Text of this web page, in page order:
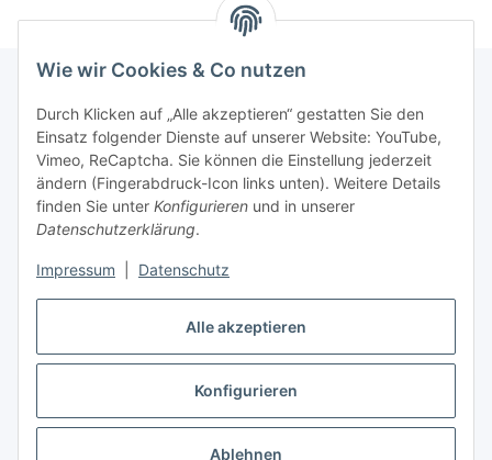
Alle akzeptieren
Konfigurieren
Ablehnen
Wie wir Cookies & Co nutzen
Durch Klicken auf „Alle akzeptieren“ gestatten Sie den
Einsatz folgender Dienste auf unserer Website: YouTube,
Vimeo, ReCaptcha. Sie können die Einstellung jederzeit
ändern (Fingerabdruck-Icon links unten). Weitere Details
finden Sie unter Konfigurieren und in unserer
Datenschutzerklärung.
Impressum Datenschutz
Informationen
Unsere Spezialshops
Ladenlokal
Vertrag widerrufen
* Alle Preise inkl. gesetzlicher USt., zzgl.Versand